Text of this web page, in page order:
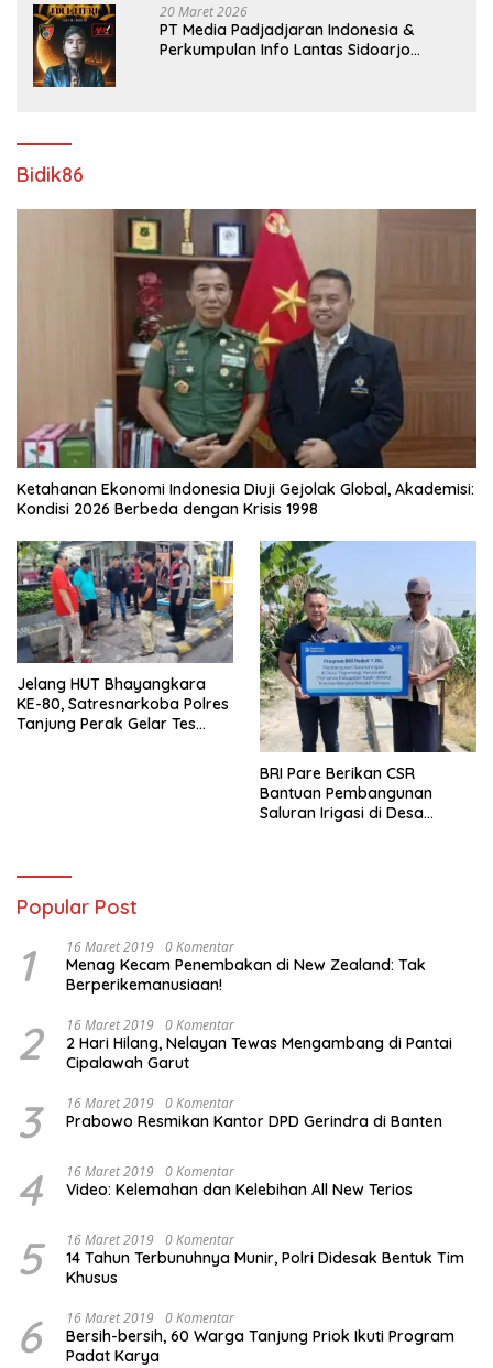
20 Maret 2026
PT Media Padjadjaran Indonesia &
Perkumpulan Info Lantas Sidoarjo
Bidik86
Ketahanan Ekonomi Indonesia Diuji Gejolak Global, Akademisi:
Kondisi 2026 Berbeda dengan Krisis 1998
Jelang HUT Bhayangkara
KE-80, Satresnarkoba Polres
Tanjung Perak Gelar Tes
BRI Pare Berikan CSR
Bantuan Pembangunan
Saluran Irigasi di Desa
Popular Post
1 16 Maret 2019 0 Komentar
Menag Kecam Penembakan di New Zealand: Tak
Berperikemanusiaan!
2 16 Maret 2019 0 Komentar
2 Hari Hilang, Nelayan Tewas Mengambang di Pantai
Cipalawah Garut
3 16 Maret 2019 0 Komentar
Prabowo Resmikan Kantor DPD Gerindra di Banten
4 16 Maret 2019 0 Komentar
Video: Kelemahan dan Kelebihan All New Terios
5 16 Maret 2019 0 Komentar
14 Tahun Terbunuhnya Munir, Polri Didesak Bentuk Tim
Khusus
6 16 Maret 2019 0 Komentar
Bersih-bersih, 60 Warga Tanjung Priok Ikuti Program
Padat Karya